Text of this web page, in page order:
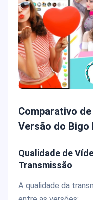
Comparativo
Versão do Bigo
Qualidade de
Transmissão
A qualidade da